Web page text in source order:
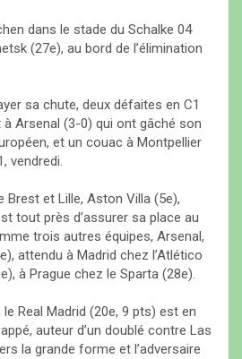
dans le stade du Schalke 04
(27e), au bord de l’élimination
sa chute, deux défaites en C1
Arsenal (3-0) qui ont gâché son
et un couac à Montpellier
vendredi.
et Lille, Aston Villa (5e),
tout près d’assurer sa place au
trois autres équipes, Arsenal,
attendu à Madrid chez l’Atlético
à Prague chez le Sparta (28e).
Real Madrid (20e, 9 pts) est en
auteur d’un doublé contre Las
la grande forme et l’adversaire